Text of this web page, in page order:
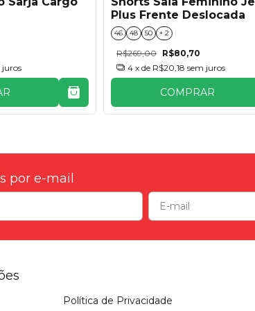
juros
Plus Frente Deslocada
46 48 50 + 2
R$269,00 R$80,70
4 x de R$20,18 sem juros
COMPRAR
por e-mail
Política de Privacidade